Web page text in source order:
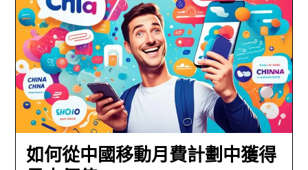
如何從中國移動月費計劃中獲得